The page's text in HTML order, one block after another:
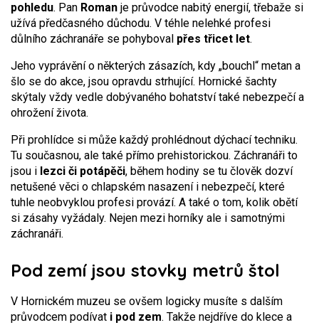
pohledu. Pan Roman je průvodce nabitý energií, třebaže si
užívá předčasného důchodu. V téhle nelehké profesi
důlního záchranáře se pohyboval přes třicet let.
Jeho vyprávění o některých zásazích, kdy „bouchl“ metan a
šlo se do akce, jsou opravdu strhující. Hornické šachty
skýtaly vždy vedle dobývaného bohatství také nebezpečí a
ohrožení života.
Při prohlídce si může každý prohlédnout dýchací techniku.
Tu současnou, ale také přímo prehistorickou. Záchranáři to
jsou i lezci či potápěči, během hodiny se tu člověk dozví
netušené věci o chlapském nasazení i nebezpečí, které
tuhle neobvyklou profesi provází. A také o tom, kolik obětí
si zásahy vyžádaly. Nejen mezi horníky ale i samotnými
záchranáři.
Pod zemí jsou stovky metrů štol
V Hornickém muzeu se ovšem logicky musíte s dalším
průvodcem podívat i pod zem. Takže nejdříve do klece a